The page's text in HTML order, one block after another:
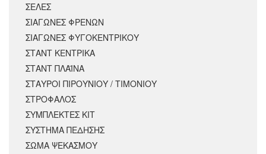
ΣΕΛΕΣ
ΣΙΑΓΩΝΕΣ ΦΡΕΝΩΝ
ΣΙΑΓΩΝΕΣ ΦΥΓΟΚΕΝΤΡΙΚΟΥ
ΣΤΑΝΤ ΚΕΝΤΡΙΚΑ
ΣΤΑΝΤ ΠΛΑΪΝΑ
ΣΤΑΥΡΟΙ ΠΙΡΟΥΝΙΟΥ / ΤΙΜΟΝΙΟΥ
ΣΤΡΟΦΑΛΟΣ
ΣΥΜΠΛΕΚΤΕΣ ΚΙΤ
ΣΥΣΤΗΜΑ ΠΕΔΗΣΗΣ
ΣΩΜΑ ΨΕΚΑΣΜΟΥ